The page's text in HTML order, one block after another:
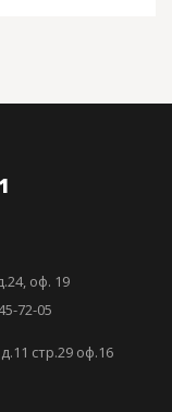
оф. 19
72-05
стр.29 оф.16